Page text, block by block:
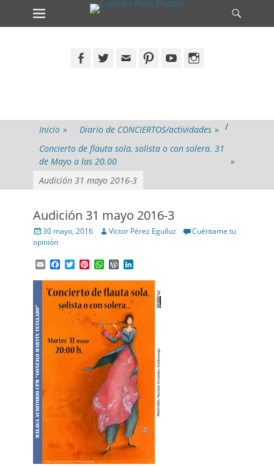
Skip
Primary Menu
Facebook
Twitter EmailPinterestYouTubeInstagram
Inicio » Diario de CONCIERTOS/actividades » /
Concierto de flauta sola, solista o con solera. 31
de Mayo a las 20.00
»
Audición 31 mayo 2016-3
Audición 31 mayo 2016-3
Posted
on
30 mayo, 2016 Author
Víctor Pérez Eguíluz
Cuéntame tu
opinión
EmailFacebook
TwitterPinterest
WhatsApp
WordPress